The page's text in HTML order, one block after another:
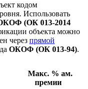
кодом
Использовать
(ОК 013-2014
объекта можно
через прямой
ОКОФ (ОК 013-94).
Макс. % ам.
премии